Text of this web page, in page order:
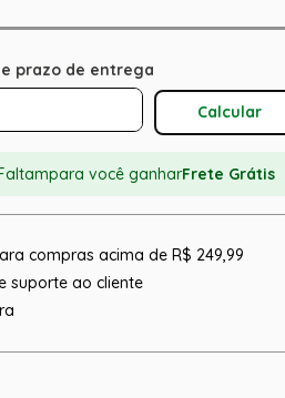
Calcular O Frete
para você ganharFrete Grátis
compras acima de R$ 249,99
suporte ao cliente